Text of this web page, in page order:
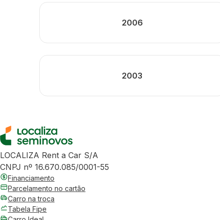
2006
2003
LOCALIZA Rent a Car S/A
CNPJ nº 16.670.085/0001-55
Financiamento
Parcelamento no cartão
Carro na troca
Tabela Fipe